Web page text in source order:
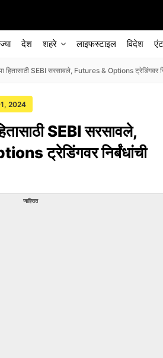
देश शहरे लाइफस्टाइल विदेश
हितासाठी SEBI सरसावले, Futures & Options ट्रेडिंगवर
2024
SEBI सरसावले,
ट्रेडिंगवर निर्बंधांची
जाहिरात